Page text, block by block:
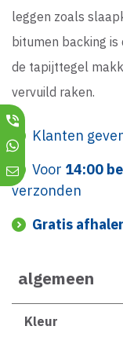
leggen zoals
bitumen backing
de tapijttegel
vervuild raken.
Klanten
Voor 14:00
verzonden
Gratis
algemeen
Kleur